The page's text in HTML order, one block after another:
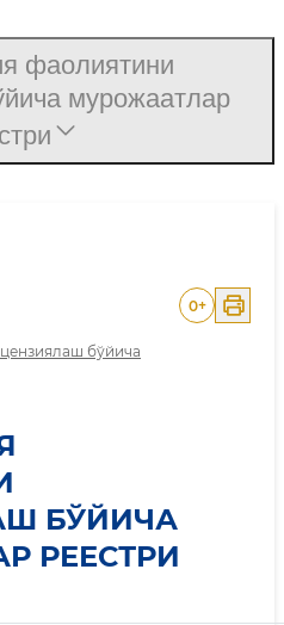
бўйича
0+
БЎЙИЧА
РЕЕСТРИ
фаолиятини
мурожаатлар